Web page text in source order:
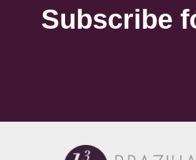
Subscribe